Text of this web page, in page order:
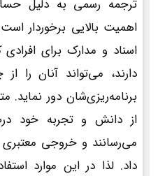
ترجمه رسمی به دلیل
اهمیت بالایی برخوردار
اسناد و مدارک برای
دارند، می‌تواند آنان را
برنامه‌ریزی‌شان دور نماید.
از دانش و تجربه خود
می‌رسانند و خروجی
داد. لذا در این موارد